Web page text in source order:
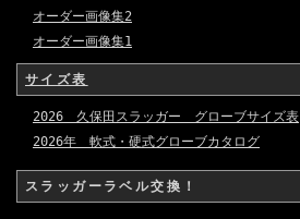
オーダー画像集2
オーダー画像集1
サイズ表
2026 久保田スラッガー グローブサイズ表
2026年 軟式・硬式グローブカタログ
スラッガーラベル交換！